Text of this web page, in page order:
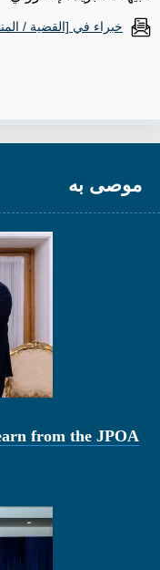
خبراء في [القضية /
موصى به
from the JPOA